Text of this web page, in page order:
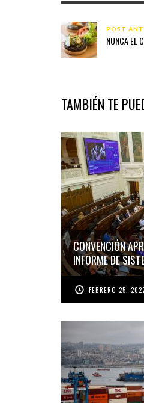
POST
NUNCA EL
TAMBIÉN TE
CONVENCIÓN
INFORME DE
FEBRERO 25,